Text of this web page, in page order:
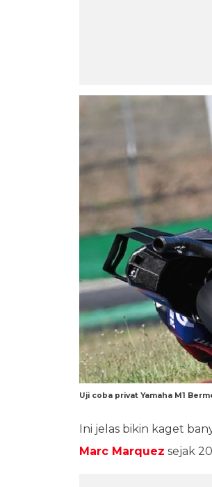
Uji coba privat Yamaha M1
Ini jelas bikin kaget
Marc Marquez sejak